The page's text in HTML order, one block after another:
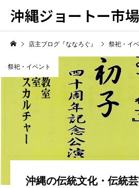
沖縄ジョートー市場
店主ブログ『ななろぐ』 祭祀・イ
祭祀・イベント
沖縄の伝統文化・伝統